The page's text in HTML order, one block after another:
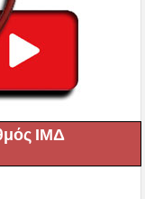
ΙΜΔ